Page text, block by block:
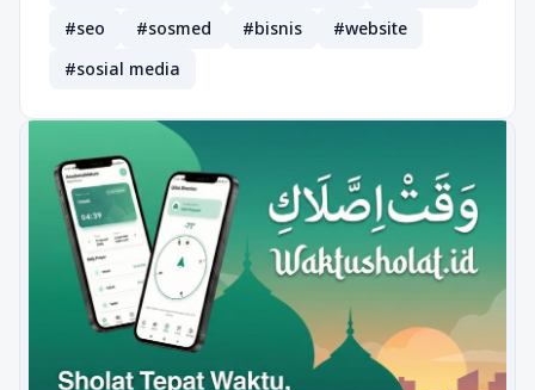
#seo
#sosmed #bisnis
#website
#sosial media